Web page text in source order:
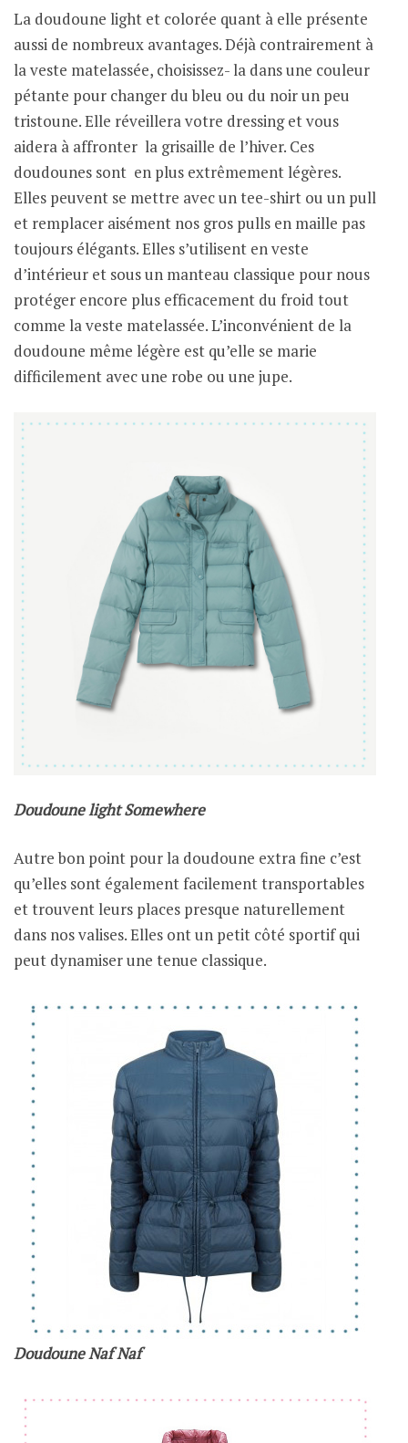
La doudoune light et colorée quant à elle présente
aussi de nombreux avantages. Déjà contrairement à
la veste matelassée, choisissez- la dans une couleur
pétante pour changer du bleu ou du noir un peu
tristoune. Elle réveillera votre dressing et vous
aidera à affronter la grisaille de l’hiver. Ces
doudounes sont en plus extrêmement légères.
Elles peuvent se mettre avec un tee-shirt ou un pull
et remplacer aisément nos gros pulls en maille pas
toujours élégants. Elles s’utilisent en veste
d’intérieur et sous un manteau classique pour nous
protéger encore plus efficacement du froid tout
comme la veste matelassée. L’inconvénient de la
doudoune même légère est qu’elle se marie
difficilement avec une robe ou une jupe.
Doudoune light Somewhere
Autre bon point pour la doudoune extra fine c’est
qu’elles sont également facilement transportables
et trouvent leurs places presque naturellement
dans nos valises. Elles ont un petit côté sportif qui
peut dynamiser une tenue classique.
Doudoune Naf Naf